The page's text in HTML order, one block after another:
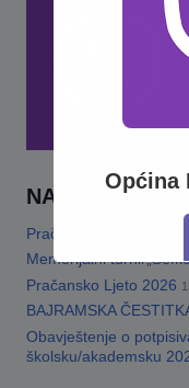
NAJNOVIJE
Pračansko ljeto 2026 ·
Memorijalni
Pračansko Ljeto 2026
BAJRAMSKA
Obavještenje o
školsku/akademsku
Općina
This